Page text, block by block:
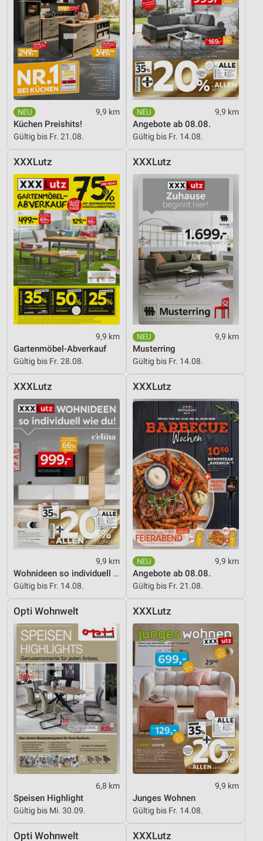
9,9 km
Küchen Preishits!
Gültig bis Fr. 21.08.
9,9 km
Angebote ab 08.08.
Gültig bis Fr. 14.08.
XXXLutz
9,9 km
Gartenmöbel-Abverkauf
Gültig bis Fr. 28.08.
XXXLutz
9,9 km
Musterring
Gültig bis Fr. 14.08.
XXXLutz
9,9 km
Wohnideen so individuell wie du!
Gültig bis Fr. 14.08.
XXXLutz
9,9 km
Angebote ab 08.08.
Gültig bis Fr. 21.08.
Opti Wohnwelt
6,8 km
Speisen Highlight
Gültig bis Mi. 30.09.
XXXLutz
9,9 km
Junges Wohnen
Gültig bis Fr. 14.08.
Opti Wohnwelt XXXLutz